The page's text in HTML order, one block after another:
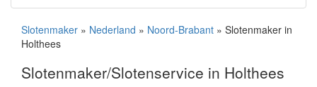
Slotenmaker » Nederland » Noord-Brabant » Slotenmaker in
Holthees
Slotenmaker/Slotenservice in Holthees